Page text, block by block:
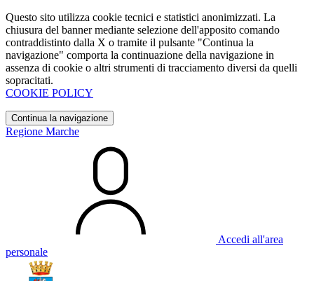
Questo sito utilizza cookie tecnici e statistici anonimizzati. La
chiusura del banner mediante selezione dell'apposito comando
contraddistinto dalla X o tramite il pulsante "Continua la
navigazione" comporta la continuazione della navigazione in
assenza di cookie o altri strumenti di tracciamento diversi da quelli
sopracitati.
COOKIE POLICY
Continua la navigazione
Regione Marche
Accedi all'area
personale